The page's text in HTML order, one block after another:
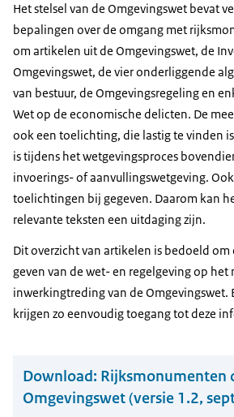
Het stelsel van de Omgevingswet bevat
bepalingen over de omgang met
om artikelen uit de Omgevingswet, de
Omgevingswet, de vier onderliggende
van bestuur, de Omgevingsregeling en
Wet op de economische delicten. De
ook een toelichting, die lastig te vinden
is tijdens het wetgevingsproces
invoerings- of aanvullingswetgeving.
toelichtingen bij gegeven. Daarom kan
relevante teksten een uitdaging zijn.
Dit overzicht van artikelen is bedoeld om
geven van de wet- en regelgeving op het
inwerkingtreding van de Omgevingswet.
krijgen zo eenvoudig toegang tot deze
Download: Rijksmonumenten
Omgevingswet (versie 1.2,